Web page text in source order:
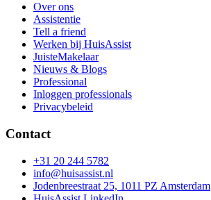
Over ons
Assistentie
Tell a friend
Werken bij HuisAssist
JuisteMakelaar
Nieuws & Blogs
Professional
Inloggen professionals
Privacybeleid
Contact
+31 20 244 5782
info@huisassist.nl
Jodenbreestraat 25, 1011 PZ Amsterdam